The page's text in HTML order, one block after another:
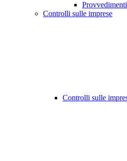
Controlli sulle imprese
Controlli sulle